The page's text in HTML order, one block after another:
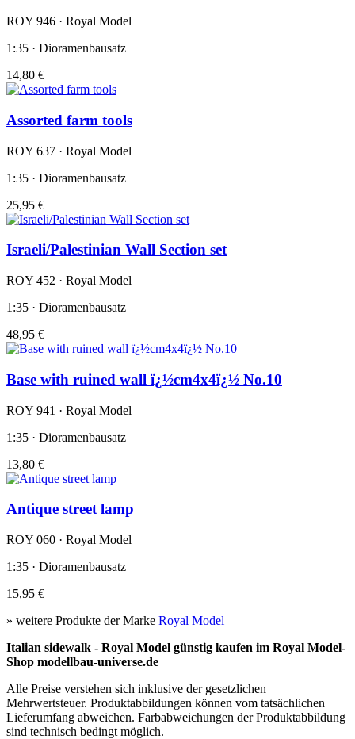
ROY 946 · Royal Model
1:35 · Dioramenbausatz
14,80 €
Assorted farm tools
ROY 637 · Royal Model
1:35 · Dioramenbausatz
25,95 €
Israeli/Palestinian Wall Section set
ROY 452 · Royal Model
1:35 · Dioramenbausatz
48,95 €
Base with ruined wall ï¿½cm4x4ï¿½ No.10
ROY 941 · Royal Model
1:35 · Dioramenbausatz
13,80 €
Antique street lamp
ROY 060 · Royal Model
1:35 · Dioramenbausatz
15,95 €
» weitere Produkte der Marke Royal Model
Italian sidewalk - Royal Model günstig kaufen im Royal Model-
Shop modellbau-universe.de
Alle Preise verstehen sich inklusive der gesetzlichen
Mehrwertsteuer. Produktabbildungen können vom tatsächlichen
Lieferumfang abweichen. Farbabweichungen der Produktabbildung
sind technisch bedingt möglich.